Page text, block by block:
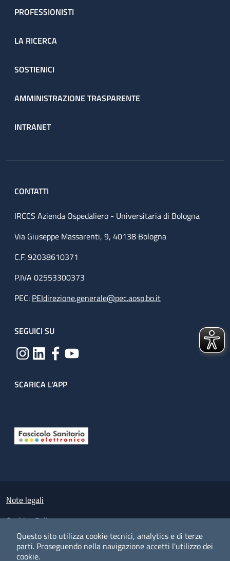
Questo sito utilizza cookie tecnici, analytics e di terze
parti. Proseguendo nella navigazione accetti l'utilizzo dei
cookie.
PROFESSIONISTI
LA RICERCA
SOSTIENICI
AMMINISTRAZIONE TRASPARENTE
INTRANET
CONTATTI
IRCCS Azienda Ospedaliero - Universitaria di Bologna
Via Giuseppe Massarenti, 9, 40138 Bologna
C.F. 92038610371
P.IVA 02553300373
PEC: PEIdirezione.generale@pec.aosp.bo.it
SEGUICI SU
SCARICA L'APP
Small prints
Note legali
Cookies Policy
Policy privacy e protezione del dato personale